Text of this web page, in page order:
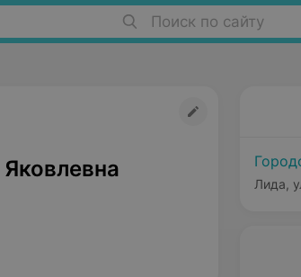
Поиск по сайту
Лида,